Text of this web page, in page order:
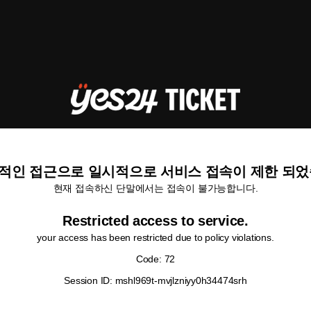
인 접근으로 일시적으로 서비스 접속이 제한 되
현재 접속하신 단말에서는 접속이 불가능합니다.
Restricted access to service.
your access has been restricted due to policy violations.
Code: 72
Session ID: mshl969t-mvjlzniyy0h34474srh